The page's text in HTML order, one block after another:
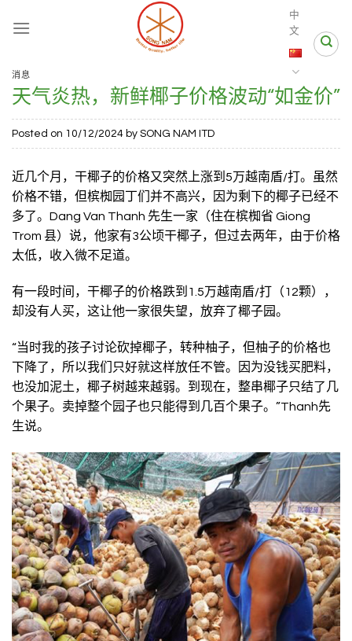
中
文
消息
天气炎热，新鲜椰子价格波动“如金价”
Posted on 10/12/2024 by SONG NAM ITD
近几个月，干椰子的价格又突然上涨到5万越南盾/打。虽然
价格不错，但槟椥园丁们并不高兴，因为剩下的椰子已经不
多了。Dang Van Thanh 先生一家（住在槟椥省 Giong
Trom 县）说，他家有3公顷干椰子，但过去两年，由于价格
太低，收入微不足道。
有一段时间，干椰子的价格跌到1.5万越南盾/打（12颗），
却没有人买，这让他一家很失望，放弃了椰子园。
“当时我的孩子讨论砍掉椰子，转种柚子，但柚子的价格也
下降了，所以我们只好就这样放任不管。因为没钱买肥料，
也没加泥土，椰子树越来越弱。到现在，整串椰子只结了几
个果子。卖掉整个园子也只能得到几百个果子。”Thanh先
生说。